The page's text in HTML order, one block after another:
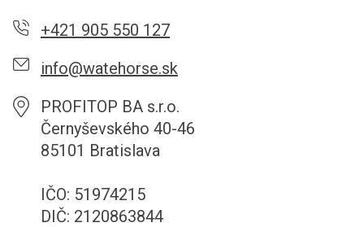
+421 905 550 127
info@watehorse.sk
PROFITOP BA s.r.o.
Černyševského 40-46
85101 Bratislava
IČO: 51974215
DIČ: 2120863844